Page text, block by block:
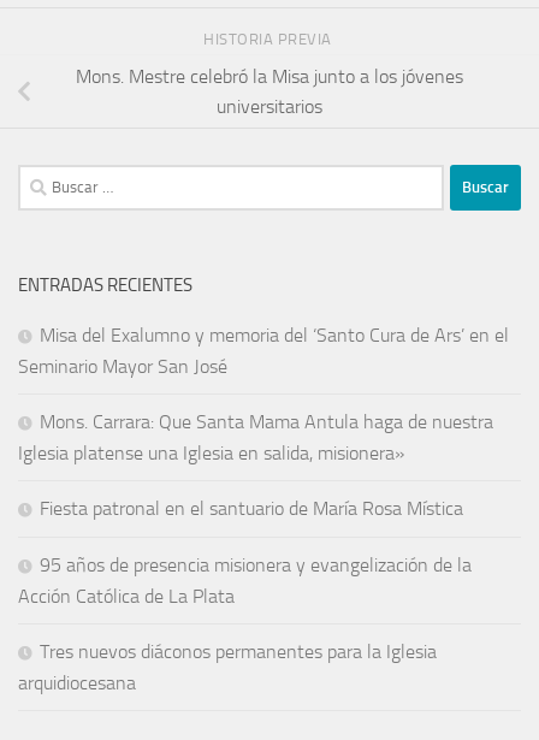
HISTORIA PREVIA
Mons. Mestre celebró la Misa junto a los jóvenes
universitarios
ENTRADAS RECIENTES
Misa del Exalumno y memoria del ‘Santo Cura de Ars’ en el
Seminario Mayor San José
Mons. Carrara: Que Santa Mama Antula haga de nuestra
Iglesia platense una Iglesia en salida, misionera»
Fiesta patronal en el santuario de María Rosa Mística
95 años de presencia misionera y evangelización de la
Acción Católica de La Plata
Tres nuevos diáconos permanentes para la Iglesia
arquidiocesana